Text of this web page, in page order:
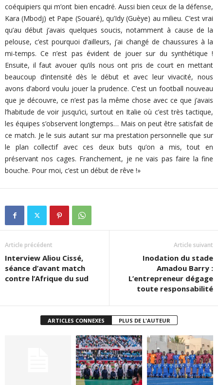
coéquipiers qui m’ont bien encadré. Aussi bien ceux de la défense,
Kara (Mbodj) et Pape (Souaré), qu’Idy (Guèye) au milieu. C’est vrai
qu’au début j’avais quelques soucis, notamment à cause de la
pelouse, c’est pourquoi d’ailleurs, j’ai changé de chaussures à la
mi-temps. Ce n’est pas évident de jouer sur du synthétique !
Ensuite, il faut avouer qu’ils nous ont pris de court en mettant
beaucoup d’intensité dès le début et avec leur vivacité, nous
avons d’abord voulu jouer la prudence. C’est un football nouveau
que je découvre, ce n’est pas la même chose avec ce que j’avais
l’habitude de voir jusqu’ici, surtout en Italie où c’est très tactique,
les équipes s’observent longtemps… Mais on peut être satisfait de
ce match. Je le suis autant sur ma prestation personnelle que sur
le plan collectif avec ces deux buts qu’on a mis, tout en
préservant nos cages. Franchement, je ne vais pas faire la fine
bouche. Pour moi, c’est un début de rêve !»
Article précédent
Interview Aliou Cissé,
séance d’avant match
contre l’Afrique du sud
Article suivant
Inodation du stade
Amadou Barry :
L’entrepreneur dégage
toute responsabilité
ARTICLES CONNEXES PLUS DE L'AUTEUR